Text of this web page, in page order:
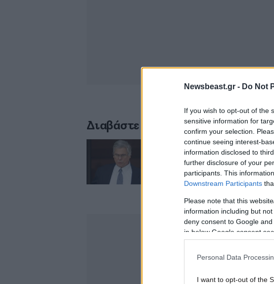
Newsbeast.gr - Do Not
If you wish to opt-out of the
sensitive information for
confirm your selection.
continue seeing interest-
information disclosed to
further disclosure of your
participants. This
Downstream Participants
Please note that this
information including but
deny consent to Google
in below Google consent
Personal Data
I want to opt-out of the
Διαβάστε σχετικά
Έφυγε από τη ζωή ο Μιλτιάδης